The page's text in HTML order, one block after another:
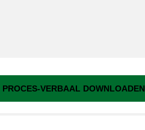
PROCES-VERBAAL DOWNLOADEN